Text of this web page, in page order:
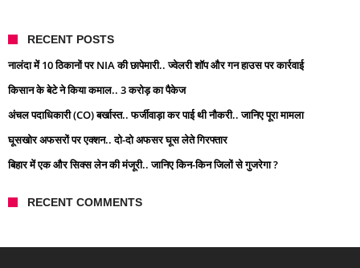
RECENT POSTS
नालंदा में 10 ठिकानों पर NIA की छापेमारी.. ज्वेलरी शॉप और गन हाउस पर कार्रवाई
किसान के बेटे ने किया कमाल.. 3 करोड़ का पैकेज
अंचल पदाधिकारी (CO) बर्खास्त.. फर्जीवाड़ा कर पाई थी नौकरी.. जानिए पूरा मामला
घूसखोर अफसरों पर एक्शन.. दो-दो अफसर घूस लेते गिरफ्तार
बिहार में एक और सिक्स लेन की मंजूरी.. जानिए किन-किन जिलों से गुजरेगा ?
RECENT COMMENTS